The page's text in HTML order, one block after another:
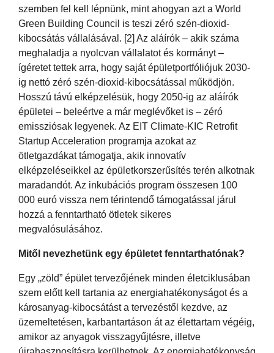
szemben fel kell lépnünk, mint ahogyan azt a World
Green Building Council is teszi zéró szén-dioxid-
kibocsátás vállalásával. [2] Az aláírók – akik száma
meghaladja a nyolcvan vállalatot és kormányt –
ígéretet tettek arra, hogy saját épületportfóliójuk 2030-
ig nettó zéró szén-dioxid-kibocsátással működjön.
Hosszú távú elképzelésük, hogy 2050-ig az aláírók
épületei – beleértve a már meglévőket is – zéró
emissziósak legyenek. Az EIT Climate-KIC Retrofit
Startup Acceleration programja azokat az
ötletgazdákat támogatja, akik innovatív
elképzeléseikkel az épületkorszerűsítés terén alkotnak
maradandót. Az inkubációs program összesen 100
000 euró vissza nem térintendő támogatással járul
hozzá a fenntartható ötletek sikeres
megvalósulásához.
Mitől nevezhetünk egy épületet fenntarthatónak?
Egy „zöld” épület tervezőjének minden életciklusában
szem előtt kell tartania az energiahatékonyságot és a
károsanyag-kibocsátást a tervezéstől kezdve, az
üzemeltetésen, karbantartáson át az élettartam végéig,
amikor az anyagok visszagyűjtésre, illetve